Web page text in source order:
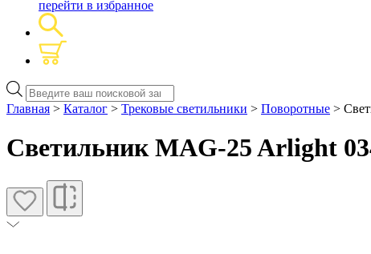
перейти в избранное
Поиск
товаров
Главная > Каталог > Трековые светильники > Поворотные >
Светильник MAG-25 Arlight